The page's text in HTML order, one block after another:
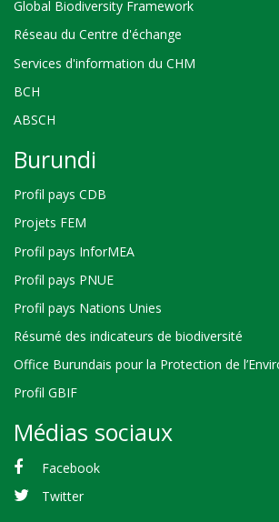
Global Biodiversity Framework
Réseau du Centre d'échange
Services d'information du CHM
BCH
ABSCH
Burundi
Profil pays CDB
Projets FEM
Profil pays InforMEA
Profil pays PNUE
Profil pays Nations Unies
Résumé des indicateurs de biodiversité
Office Burundais pour la Protection de
Profil GBIF
Médias sociaux
Facebook
Twitter